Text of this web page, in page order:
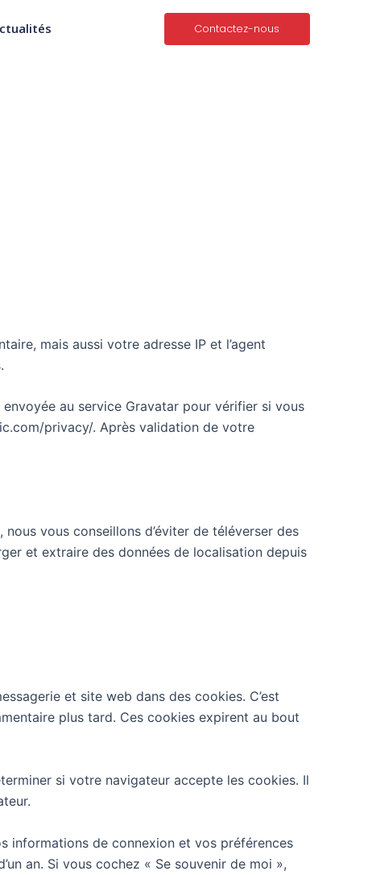
Contactez-nous
mais aussi votre adresse IP et l’agent
au service Gravatar pour vérifier si vous
privacy/. Après validation de votre
vous conseillons d’éviter de téléverser des
et extraire des données de localisation depuis
et site web dans des cookies. C’est
plus tard. Ces cookies expirent au bout
si votre navigateur accepte les cookies. Il
informations de connexion et vos préférences
an. Si vous cochez « Se souvenir de moi »,